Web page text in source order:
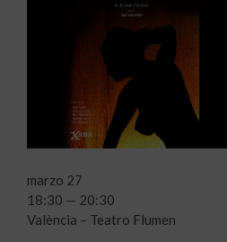
marzo 27
18:30 — 20:30
València – Teatro Flumen